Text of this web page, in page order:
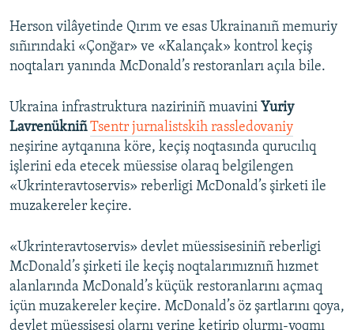
RFE/RS bütün saytları
Herson vilâyetinde Qırım ve esas Ukrainanıñ memuriy
sıñırındaki «Çonğar» ve «Kalançak» kontrol keçiş
noqtaları yanında McDonald’s restoranları açıla bile.
Ukraina infrastruktura naziriniñ muavini Yuriy
LavrenükniñTsentr jurnalistskih rassledovaniy
neşirine aytqanına köre, keçiş noqtasında qurucılıq
işlerini eda etecek müessise olaraq belgilengen
«Ukrinteravtoservis» reberligi McDonald’s şirketi ile
muzakereler keçire.
«Ukrinteravtoservis» devlet müessisesiniñ reberligi
McDonald’s şirketi ile keçiş noqtalarımıznıñ hızmet
alanlarında McDonald’s küçük restoranlarını açmaq
içün muzakereler keçire. McDonald’s öz şartlarını qoya,
devlet müessisesi olarnı yerine ketirip olurmı-yoqmı